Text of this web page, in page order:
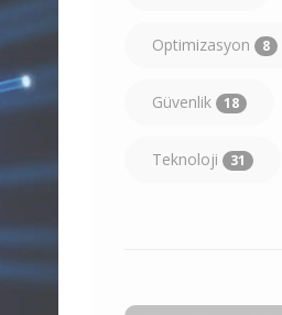
Optimizasyon 8
Güvenlik 18
Teknoloji 31